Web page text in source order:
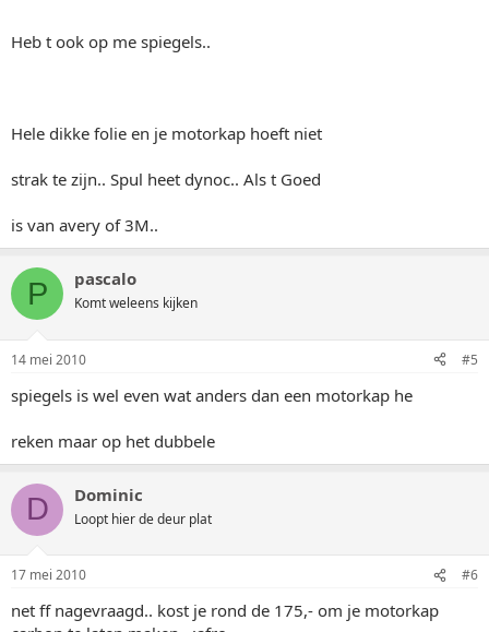
Heb t ook op me spiegels..
Hele dikke folie en je motorkap hoeft niet
strak te zijn.. Spul heet dynoc.. Als t Goed
is van avery of 3M..
P pascalo
Komt weleens kijken
14 mei 2010 #5
spiegels is wel even wat anders dan een motorkap he
reken maar op het dubbele
D Dominic
Loopt hier de deur plat
17 mei 2010 #6
net ff nagevraagd.. kost je rond de 175,- om je motorkap